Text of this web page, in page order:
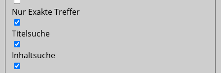
Nur Exakte Treffer
Titelsuche
Inhaltsuche